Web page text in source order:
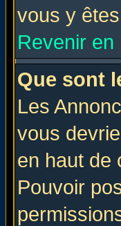
vous y
Revenir en
Que sont
Les
vous
en haut de
Pouvoir